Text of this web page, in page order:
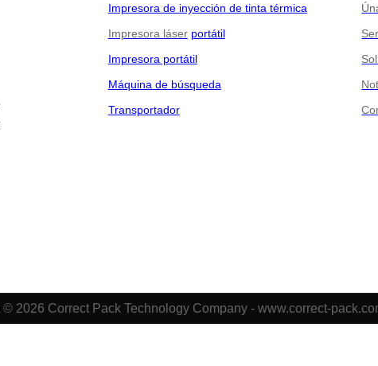
Impresora de inyección de tinta térmica
Impresora láser portátil
Impresora portátil
Máquina de búsqueda
Transportador
© 2026 Correct Pack Technology Company - www.correct-